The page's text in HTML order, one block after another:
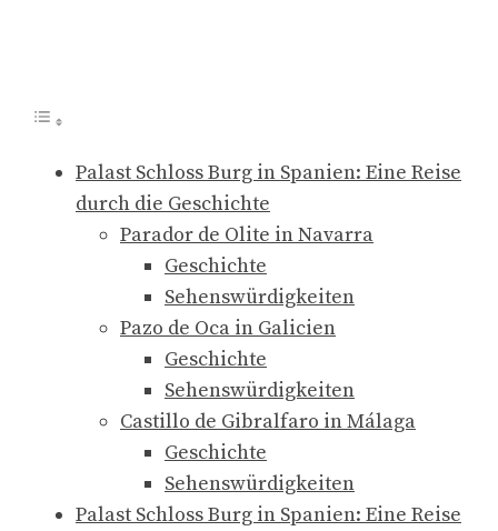
Palast Schloss Burg in Spanien: Eine Reise
durch die Geschichte
Parador de Olite in Navarra
Geschichte
Sehenswürdigkeiten
Pazo de Oca in Galicien
Geschichte
Sehenswürdigkeiten
Castillo de Gibralfaro in Málaga
Geschichte
Sehenswürdigkeiten
Palast Schloss Burg in Spanien: Eine Reise